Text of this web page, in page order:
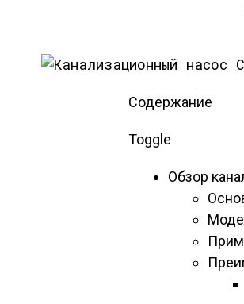
Содержание
Toggle
Обзор